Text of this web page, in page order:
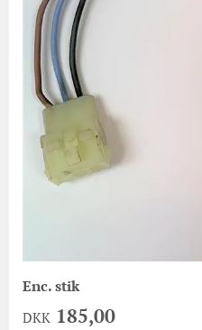
Enc. stik
DKK 185,00